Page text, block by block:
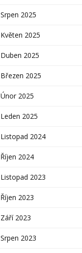
Srpen 2025
Květen 2025
Duben 2025
Březen 2025
Únor 2025
Leden 2025
Listopad 2024
Říjen 2024
Listopad 2023
Říjen 2023
Září 2023
Srpen 2023